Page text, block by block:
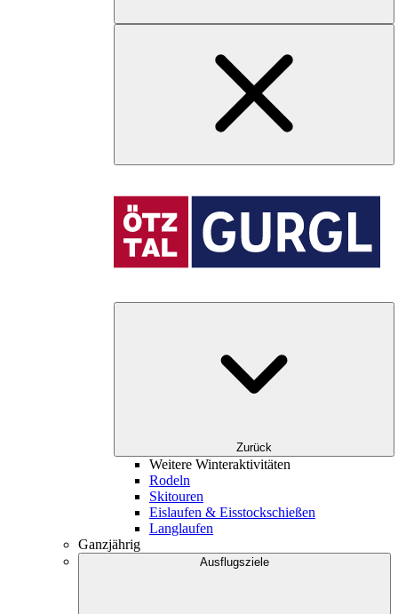
Zurück
Weitere Winteraktivitäten
Rodeln
Skitouren
Eislaufen & Eisstockschießen
Langlaufen
Ganzjährig
Ausflugsziele